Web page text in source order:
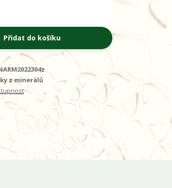
Přidat do košíku
z minerálů